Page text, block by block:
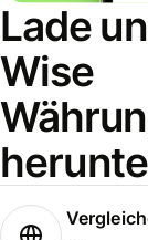
Lade
Wise